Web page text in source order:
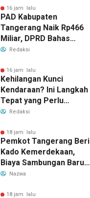
16 jam lalu
PAD Kabupaten
Tangerang Naik Rp466
Miliar, DPRD Bahas
Perubahan KUA-PPAS
Redaksi
16 jam lalu
Kehilangan Kunci
Kendaraan? Ini Langkah
Tepat yang Perlu
Dilakukan
Redaksi
18 jam lalu
Pemkot Tangerang Beri
Kado Kemerdekaan,
Biaya Sambungan Baru
Air Bersih Dipangkas
Nazwa
18 jam lalu